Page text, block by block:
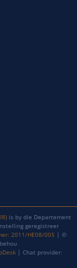
is by die Departement
geregistreer
2011/HE08/005 | ©
| Chat provider: